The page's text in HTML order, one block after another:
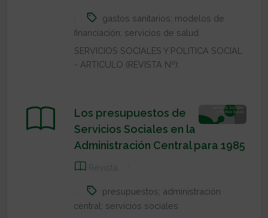
gastos sanitarios; modelos de
financiación; servicios de salud
SERVICIOS SOCIALES Y POLITICA SOCIAL
- ARTICULO (REVISTA Nº):
Los presupuestos de
Servicios Sociales en la
Administración Central para 1985
Revista
presupuestos; administración
central; servicios sociales